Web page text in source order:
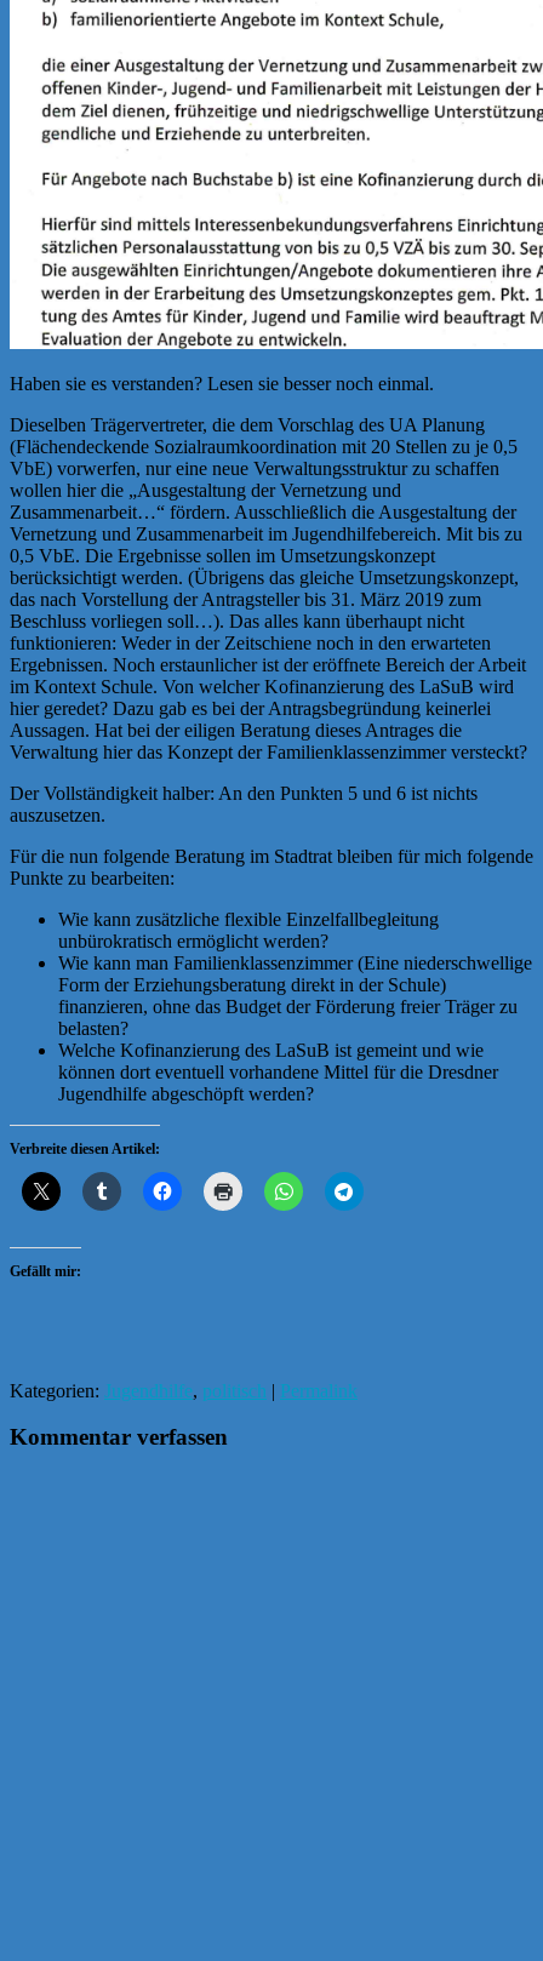
Haben sie es verstanden? Lesen sie besser noch einmal.
Dieselben Trägervertreter, die dem Vorschlag des UA Planung
(Flächendeckende Sozialraumkoordination mit 20 Stellen zu je 0,5
VbE) vorwerfen, nur eine neue Verwaltungsstruktur zu schaffen
wollen hier die „Ausgestaltung der Vernetzung und
Zusammenarbeit…“ fördern. Ausschließlich die Ausgestaltung der
Vernetzung und Zusammenarbeit im Jugendhilfebereich. Mit bis zu
0,5 VbE. Die Ergebnisse sollen im Umsetzungskonzept
berücksichtigt werden. (Übrigens das gleiche Umsetzungskonzept,
das nach Vorstellung der Antragsteller bis 31. März 2019 zum
Beschluss vorliegen soll…). Das alles kann überhaupt nicht
funktionieren: Weder in der Zeitschiene noch in den erwarteten
Ergebnissen. Noch erstaunlicher ist der eröffnete Bereich der Arbeit
im Kontext Schule. Von welcher Kofinanzierung des LaSuB wird
hier geredet? Dazu gab es bei der Antragsbegründung keinerlei
Aussagen. Hat bei der eiligen Beratung dieses Antrages die
Verwaltung hier das Konzept der Familienklassenzimmer versteckt?
Der Vollständigkeit halber: An den Punkten 5 und 6 ist nichts
auszusetzen.
Für die nun folgende Beratung im Stadtrat bleiben für mich folgende
Punkte zu bearbeiten:
Wie kann zusätzliche flexible Einzelfallbegleitung
unbürokratisch ermöglicht werden?
Wie kann man Familienklassenzimmer (Eine niederschwellige
Form der Erziehungsberatung direkt in der Schule)
finanzieren, ohne das Budget der Förderung freier Träger zu
belasten?
Welche Kofinanzierung des LaSuB ist gemeint und wie
können dort eventuell vorhandene Mittel für die Dresdner
Jugendhilfe abgeschöpft werden?
Verbreite diesen Artikel:
Gefällt mir:
Kategorien: Jugendhilfe, politisch | Permalink
Kommentar verfassen